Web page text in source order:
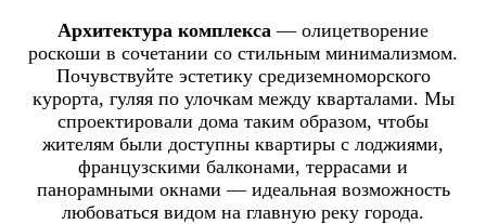
Архитектура комплекса — олицетворение
роскоши в сочетании со стильным минимализмом.
Почувствуйте эстетику средиземноморского
курорта, гуляя по улочкам между кварталами. Мы
спроектировали дома таким образом, чтобы
жителям были доступны квартиры с лоджиями,
французскими балконами, террасами и
панорамными окнами — идеальная возможность
любоваться видом на главную реку города.